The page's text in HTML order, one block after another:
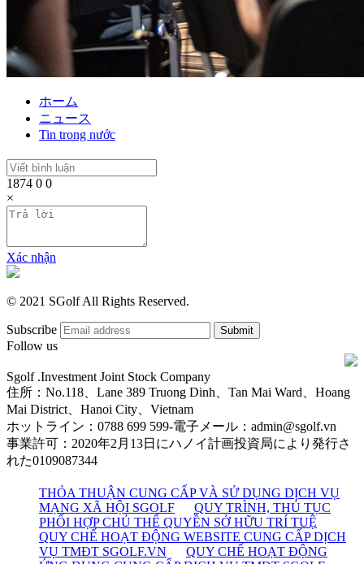
ホーム
ニュース
Tin trong nước
1874 0 0
×
Xác nhận
© 2021 SGolf All Rights Reserved.
Subscribe
Follow us
Sgolf .Investment Joint Stock Company
住所：No.118、Lane 389 Truong Dinh、Tan Mai Ward、Hoang
Mai District、Hanoi City、Vietnam
ホットライン：0788 699 599-電子メール：admin@sgolf.vn
事業許可：2020年2月13日にハノイ計画投資局により発行さ
れた0109087344
THỎA THUẬN CUNG CẤP VÀ SỬ DỤNG DỊCH VỤ
MẠNG XÃ HỘI SGOLF
QUY TRÌNH, THỦ TỤC
PHỐI HỢP CHỦ THỂ QUYỀN SỞ HỮU TRÍ TUỆ
QUY CHẾ HOẠT ĐỘNG WEBSITE CUNG CẤP DỊCH
VỤ TMĐT SGOLF.VN
QUY CHẾ HOẠT ĐỘNG